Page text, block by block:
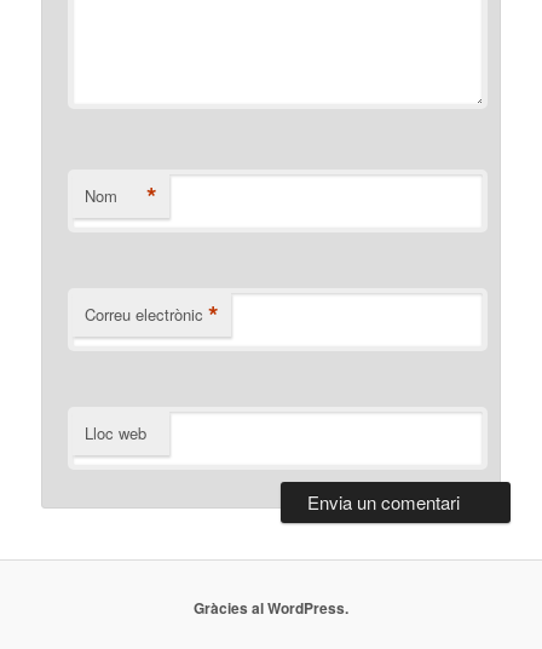
Nom *
Correu electrònic *
Lloc web
Gràcies al WordPress.